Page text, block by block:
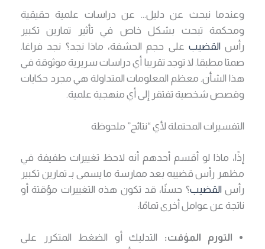
وعندما نبحث عن دليل… عن دراسات علمية حقيقية
ومحكمة تبحث بشكل خاص في تأثير تمارين تكبير
رأس القضيب على حجم الحشفة، ماذا نجد؟ نجد فراغا.
صمتا مطبقا. لا توجد تقريبا أي دراسات سريرية موثوقة في
هذا الشأن. معظم المعلومات المتداولة هي مجرد حكايات
وقصص شخصية تفتقر إلى أي منهجية علمية.
التفسيرات المحتملة لأي “نتائج” ملحوظة
إذًا، ماذا لو أقسم أحدهم أنه لاحظ تغييرات طفيفة في
مظهر رأس قضيبه بعد ممارسة ما يسمى بـ تمارين تكبير
رأسالقضيب؟ حسنًا، قد تكون هذه التغييرات مؤقتة أو
ناتجة عن عوامل أخرى تمامًا:
التورم المؤقت: التدليك أو الضغط المتكرر على